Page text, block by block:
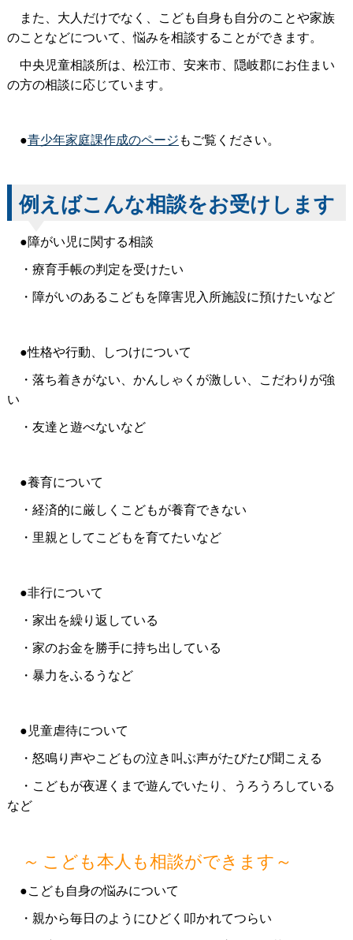
また、大人だけでなく、こども自身も自分のことや家族
のことなどについて、悩みを相談することができます。
中央児童相談所は、松江市、安来市、隠岐郡にお住まい
の方の相談に応じています。
●青少年家庭課作成のページもご覧ください。
例えばこんな相談をお受けします
●障がい児に関する相談
・療育手帳の判定を受けたい
・障がいのあるこどもを障害児入所施設に預けたいなど
●性格や行動、しつけについて
・落ち着きがない、かんしゃくが激しい、こだわりが強
い
・友達と遊べないなど
●養育について
・経済的に厳しくこどもが養育できない
・里親としてこどもを育てたいなど
●非行について
・家出を繰り返している
・家のお金を勝手に持ち出している
・暴力をふるうなど
●児童虐待について
・怒鳴り声やこどもの泣き叫ぶ声がたびたび聞こえる
・こどもが夜遅くまで遊んでいたり、うろうろしている
など
～ こども本人も相談ができます～
●こども自身の悩みについて
・親から毎日のようにひどく叩かれてつらい